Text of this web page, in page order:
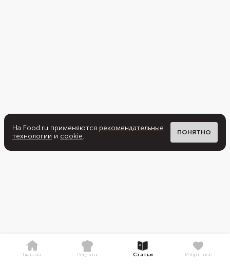
На Food.ru применяются рекомендательные
технологии и cookie. ПОНЯТНО
Главная Рецепты Статьи Избранное